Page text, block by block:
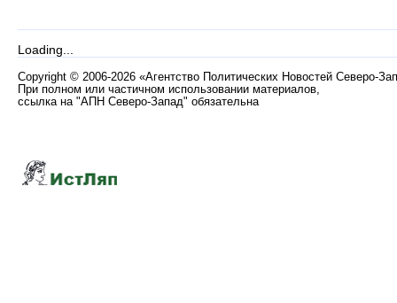
Loading...
Copyright © 2006-2026 «Агентство Политических Новостей Северо-
При полном или частичном использовании материалов,
ссылка на "АПН Северо-Запад" обязательна